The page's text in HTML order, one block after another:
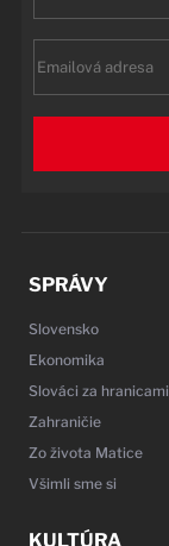
SPRÁVY
Slovensko
Ekonomika
Slováci za hranicami
Zahraničie
Zo života Matice
Všimli sme si
KULTÚRA